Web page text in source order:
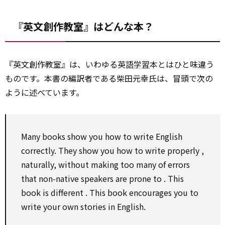
『英文創作教室』はどんな本？
『英文創作教室』は、いわゆる英語学習本とはひと味違う
ものです。本書の編訳者である柴田元幸氏は、冒頭で次の
ように述べています。
Many books showyou how towrite English
correctly. Theyshowyou how towrite properly ,
naturally, without making too many of errors
that non-native speakers are prone to . This
book is different . This book encourages you to
write your own stories in English.